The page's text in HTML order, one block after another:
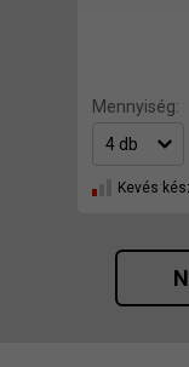
Mennyiség:
Kevés